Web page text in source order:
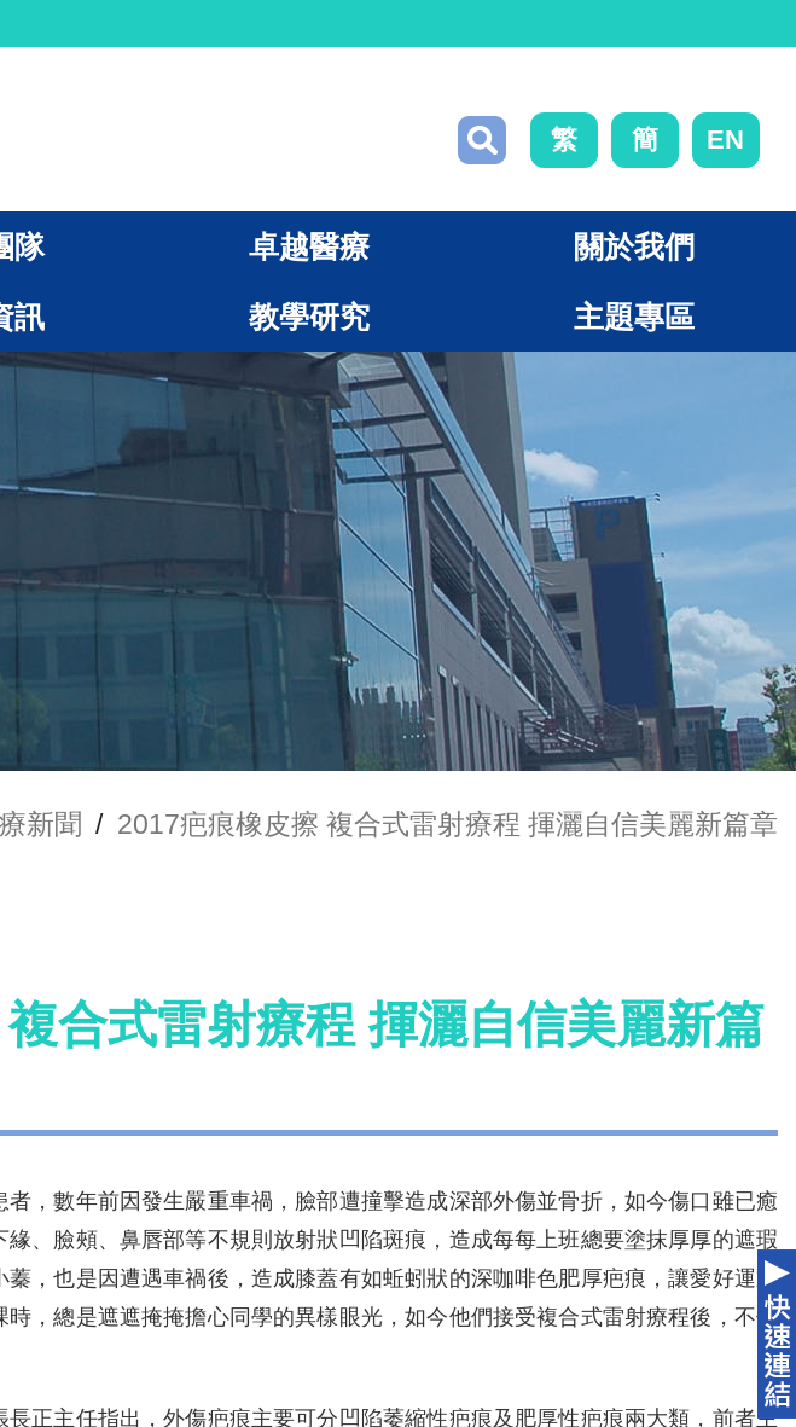
繁 簡 EN
隊 卓越醫療 關於我們
訊 教學研究 主題專區
新聞 / 2017疤痕橡皮擦 複合式雷射療程 揮灑自信美麗新篇章
合式雷射療程 揮灑自信美麗新篇
，數年前因發生嚴重車禍，臉部遭撞擊造成深部外傷並骨折，如今傷口雖已癒
、臉頰、鼻唇部等不規則放射狀凹陷斑痕，造成每每上班總要塗抹厚厚的遮瑕
，也是因遭遇車禍後，造成膝蓋有如蚯蚓狀的深咖啡色肥厚疤痕，讓愛好運動
時，總是遮遮掩掩擔心同學的異樣眼光，如今他們接受複合式雷射療程後，不但
主任指出，外傷疤痕主要可分凹陷萎縮性疤痕及肥厚性疤痕兩大類，前者主